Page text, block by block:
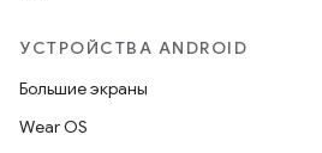
УСТРОЙСТВА ANDROID
Большие экраны
Wear OS